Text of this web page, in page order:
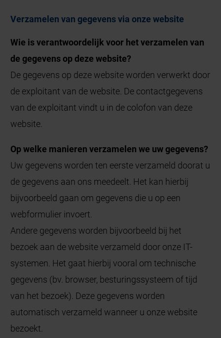
Verzamelen van gegevens via onze website
Wie is verantwoordelijk voor het verzamelen van
de gegevens op deze website?
De gegevens op deze website worden verwerkt door
de exploitant van de website. De contactgegevens
van de exploitant vindt u in de colofon van deze
website.
Op welke manieren verzamelen we uw gegevens?
Uw gegevens worden ten eerste verzameld doorat u
de gegevens aan ons meedeelt. Het kan hierbij
bijvoorbeeld gaan om gegevens die u op een
webformulier invoert.
Andere gegevens worden bijvoorbeeld bij het
bezoek aan de website verzameld door onze IT-
systemen. Het gaat hierbij vooral om technische
gegevens (bv. browser, besturingssysteem of tijd
van het bezoek). Deze gegevens worden
automatisch verzameld wanneer u onze website
bezoekt.